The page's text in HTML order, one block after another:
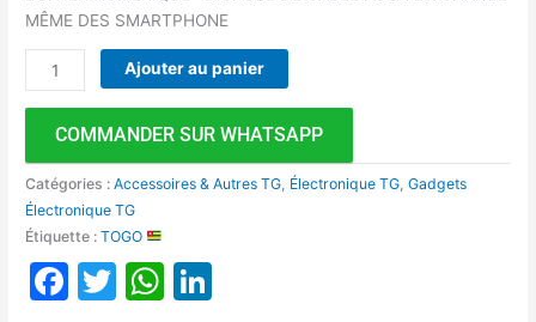
MÊME DES SMARTPHONE
Ajouter au panier
COMMANDER SUR WHATSAPP
Catégories :Accessoires & Autres TG, Électronique TG,Gadgets
Électronique TG
Étiquette :TOGO
Facebook
TwitterWhatsApp